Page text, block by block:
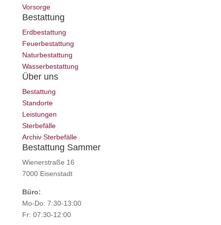
Vorsorge
Bestattung
Erdbestattung
Feuerbestattung
Naturbestattung
Wasserbestattung
Über uns
Bestattung
Standorte
Leistungen
Sterbefälle
Archiv Sterbefälle
Bestattung Sammer
Wienerstraße 16
7000 Eisenstadt
Büro:
Mo-Do: 7:30-13:00
Fr: 07:30-12:00